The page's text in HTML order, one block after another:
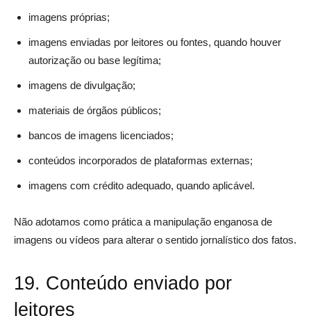
imagens próprias;
imagens enviadas por leitores ou fontes, quando houver
autorização ou base legítima;
imagens de divulgação;
materiais de órgãos públicos;
bancos de imagens licenciados;
conteúdos incorporados de plataformas externas;
imagens com crédito adequado, quando aplicável.
Não adotamos como prática a manipulação enganosa de
imagens ou vídeos para alterar o sentido jornalístico dos fatos.
19. Conteúdo enviado por
leitores